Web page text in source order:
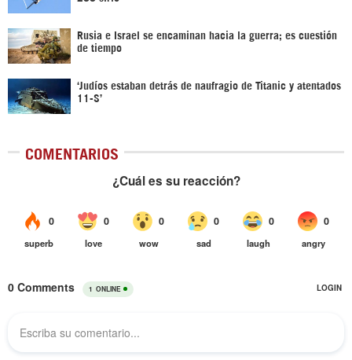
Rusia e Israel se encaminan hacia la guerra; es cuestión
de tiempo
‘Judíos estaban detrás de naufragio de Titanic y atentados
11-S’
COMENTARIOS